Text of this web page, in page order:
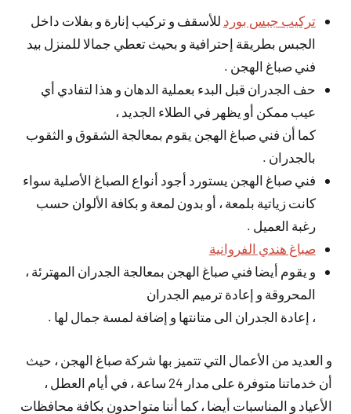
تركيب جبس بورد للأسقف و تركيب إنارة و بفلات داخل
الجبس بطريقة إحترافية و بحيث تعطي جمالا للمنزل بيد
فني صباغ الهجن .
حف الجدران قبل البدء بعملية الدهان و هذا لتفادي أي
عيب ممكن أو يظهر في الطلاء الجديد ،
كما أن فني صباغ الهجن يقوم بمعالجة الشقوق و الثقوب
بالجدران .
فني صباغ الهجن يستورد أجود أنواع الصباغ الأصلية سواء
كانت زياتية بلمعة ، أو بدون لمعة و بكافة الألوان حسب
رغبة العميل .
صباغ هندي الفروانية
و يقوم أيضا فني صباغ الهجن بمعالجة الجدران المهترئة ،
المحروقة و إعادة ترميم الجدران
، إعادة الجدران الى متانتها و إضافة لمسة جمال لها .
و العديد من الأعمال التي تتميز بها شركة صباغ الهجن ، حيث
أن خدماتنا متوفرة على مدار 24 ساعة ، في أيام العطل ،
الأعياد و المناسبات أيضا ، كما أننا متواحدون بكافة محافظات